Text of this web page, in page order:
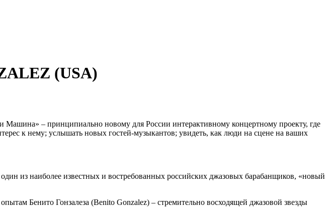
(USA)
– принципиально новому для России интерактивному концертному проекту, где
к нему; услышать новых гостей-музыкантов; увидеть, как люди на сцене на ваших
из наиболее известных и востребованных российских джазовых барабанщиков, «новый
Бенито Гонзалеза (Benito Gonzalez) – стремительно восходящей джазовой звезды